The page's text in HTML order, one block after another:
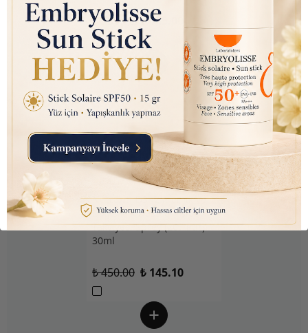
₺ 350.00 ₺ 145.00
Nutraxin D3K2 (Kemik ve
Bağışıklık Desteği) Gıda
Takviyesi Sprey (207 Puf)
30ml
₺ 450.00 ₺ 145.10